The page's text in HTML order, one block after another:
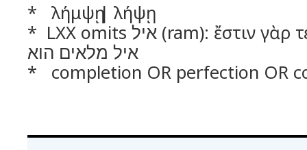
* λήμψῃ | λήψῃ
* LXX omits איל (ram): ἔστιν γὰρ τελείωσις αὕτη | כי
איל מלאים הוא
* completion OR perfection OR